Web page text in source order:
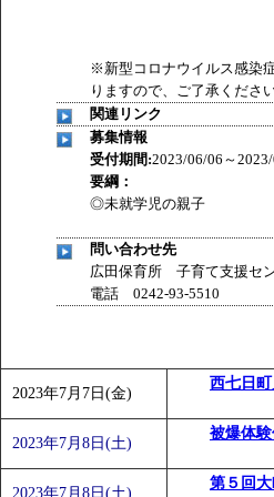
※新型コロナウイルス感染
りますので、ご了承ください
関連リンク
募集情報
受付期間:2023/06/06～
要綱：
◎未就学児の親子
問い合わせ先
広田保育所 子育て支援セ
電話 0242-93-5510
2023年7月7日(金)
西七日
2023年7月8日(土)
被爆体
2023年7月8日(土)
第５回